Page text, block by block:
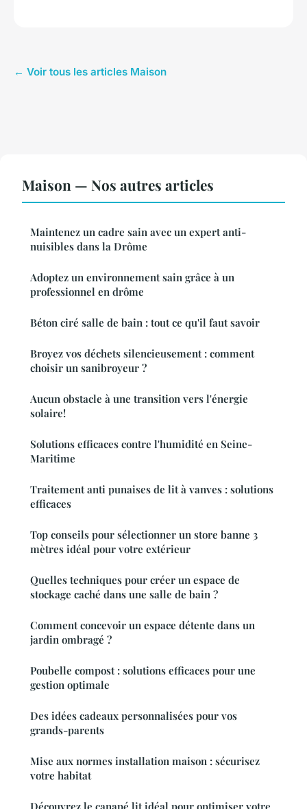
← Voir tous les articles Maison
Maison — Nos autres articles
Maintenez un cadre sain avec un expert anti-
nuisibles dans la Drôme
Adoptez un environnement sain grâce à un
professionnel en drôme
Béton ciré salle de bain : tout ce qu'il faut savoir
Broyez vos déchets silencieusement : comment
choisir un sanibroyeur ?
Aucun obstacle à une transition vers l'énergie
solaire!
Solutions efficaces contre l'humidité en Seine-
Maritime
Traitement anti punaises de lit à vanves : solutions
efficaces
Top conseils pour sélectionner un store banne 3
mètres idéal pour votre extérieur
Quelles techniques pour créer un espace de
stockage caché dans une salle de bain ?
Comment concevoir un espace détente dans un
jardin ombragé ?
Poubelle compost : solutions efficaces pour une
gestion optimale
Des idées cadeaux personnalisées pour vos
grands-parents
Mise aux normes installation maison : sécurisez
votre habitat